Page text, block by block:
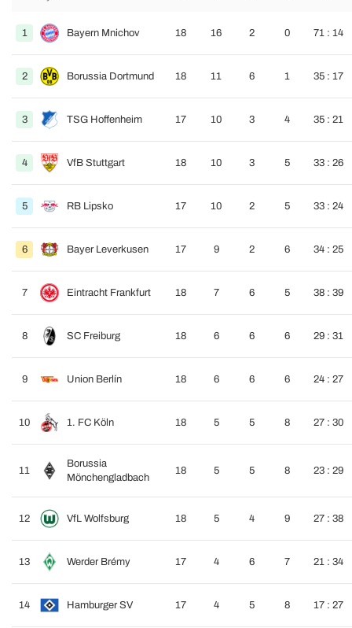
1 Bayern Mnichov 18 16 2 0 71 : 14
2 Borussia Dortmund 18 11 6 1 35 : 17
3 TSG Hoffenheim 17 10 3 4 35 : 21
4 VfB Stuttgart 18 10 3 5 33 : 26
5 RB Lipsko 17 10 2 5 33 : 24
6 Bayer Leverkusen 17 9 2 6 34 : 25
7 Eintracht Frankfurt 18 7 6 5 38 : 39
8 SC Freiburg 18 6 6 6 29 : 31
9 Union Berlín 18 6 6 6 24 : 27
10 1. FC Köln 18 5 5 8 27 : 30
11
Borussia
Mönchengladbach
18 5 5 8 23 : 29
12 VfL Wolfsburg 18 5 4 9 27 : 38
13 Werder Brémy 17 4 6 7 21 : 34
14 Hamburger SV 17 4 5 8 17 : 27